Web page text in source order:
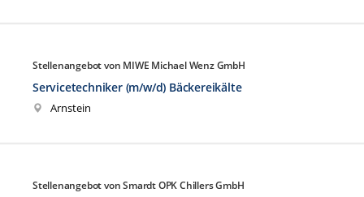
Stellenangebot von MIWE Michael Wenz GmbH
Servicetechniker (m/w/d) Bäckereikälte
Arnstein
Stellenangebot von Smardt OPK Chillers GmbH